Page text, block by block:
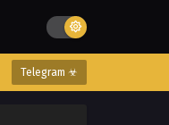
Telegram ☣